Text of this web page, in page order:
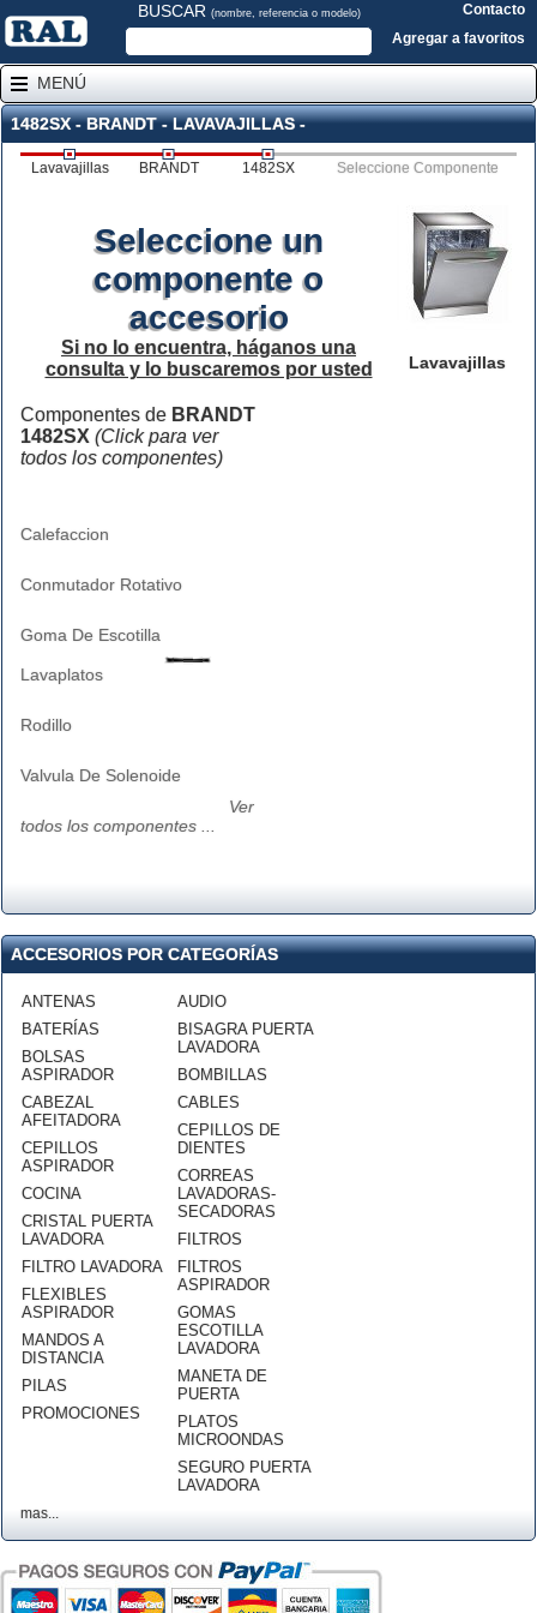
BUSCAR (nombre, referencia o modelo)
Contacto
Agregar a favoritos
MENÚ
1482SX - BRANDT - LAVAVAJILLAS -
Lavavajillas BRANDT 1482SX Seleccione Componente
Lavavajillas
Seleccione un
componente o
accesorio
Si no lo encuentra, háganos una
consulta y lo buscaremos por usted
Componentes de BRANDT
1482SX (Click para ver
todos los componentes)
Calefaccion
Conmutador Rotativo
Goma De Escotilla
Lavaplatos
Rodillo
Valvula De Solenoide
Ver
todos los componentes ...
ACCESORIOS POR CATEGORÍAS
ANTENAS
BATERÍAS
BOLSAS
ASPIRADOR
CABEZAL
AFEITADORA
CEPILLOS
ASPIRADOR
COCINA
CRISTAL PUERTA
LAVADORA
FILTRO LAVADORA
FLEXIBLES
ASPIRADOR
MANDOS A
DISTANCIA
PILAS
PROMOCIONES
AUDIO
BISAGRA PUERTA
LAVADORA
BOMBILLAS
CABLES
CEPILLOS DE
DIENTES
CORREAS
LAVADORAS-
SECADORAS
FILTROS
FILTROS
ASPIRADOR
GOMAS
ESCOTILLA
LAVADORA
MANETA DE
PUERTA
PLATOS
MICROONDAS
SEGURO PUERTA
LAVADORA
mas...